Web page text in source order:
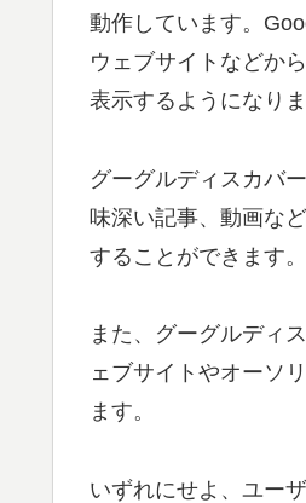
動作しています。
ウェブサイトなどか
表示するようになりま
グーグルディスカバ
味深い記事、動画な
することができます。
また、グーグルディ
ェブサイトやオーソ
ます。
いずれにせよ、ユー